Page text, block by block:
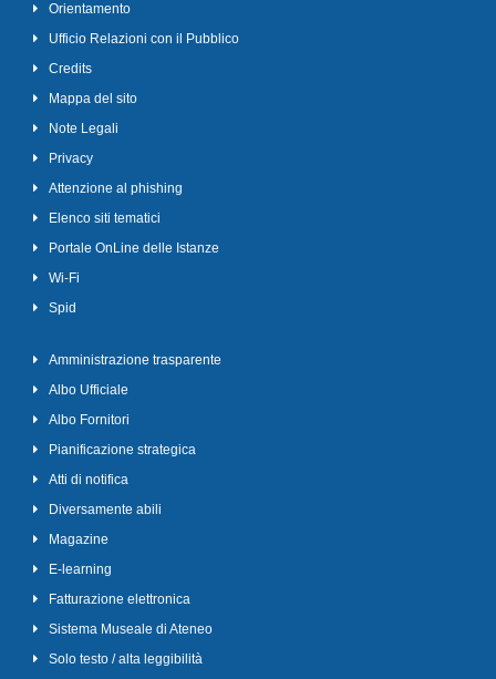
Orientamento
Ufficio Relazioni con il Pubblico
Credits
Mappa del sito
Note Legali
Privacy
Attenzione al phishing
Elenco siti tematici
Portale OnLine delle Istanze
Wi-Fi
Spid
Amministrazione trasparente
Albo Ufficiale
Albo Fornitori
Pianificazione strategica
Atti di notifica
Diversamente abili
Magazine
E-learning
Fatturazione elettronica
Sistema Museale di Ateneo
Solo testo / alta leggibilità